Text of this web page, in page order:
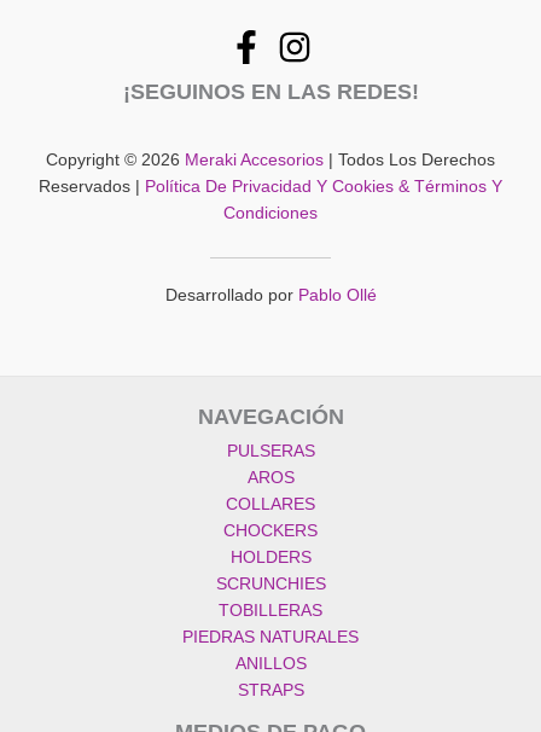
¡SEGUINOS EN LAS REDES!
Copyright © 2026 Meraki Accesorios | Todos Los Derechos
Reservados |
Política De Privacidad Y Cookies & Términos Y
Condiciones
Desarrollado por Pablo Ollé
NAVEGACIÓN
PULSERAS
AROS
COLLARES
CHOCKERS
HOLDERS
SCRUNCHIES
TOBILLERAS
PIEDRAS NATURALES
ANILLOS
STRAPS